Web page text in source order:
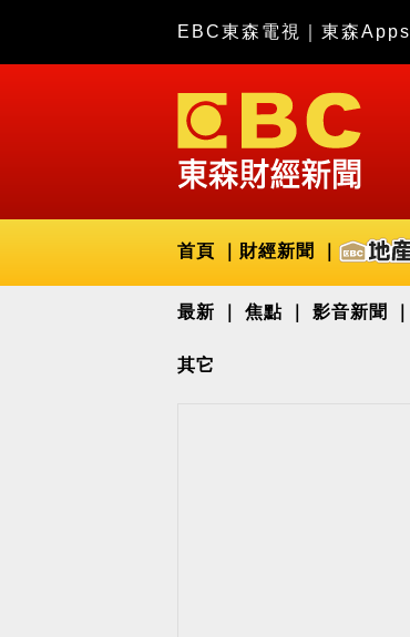
EBC東森電視 東森Apps
首頁 財經新聞
最新 焦點 影音新聞
其它